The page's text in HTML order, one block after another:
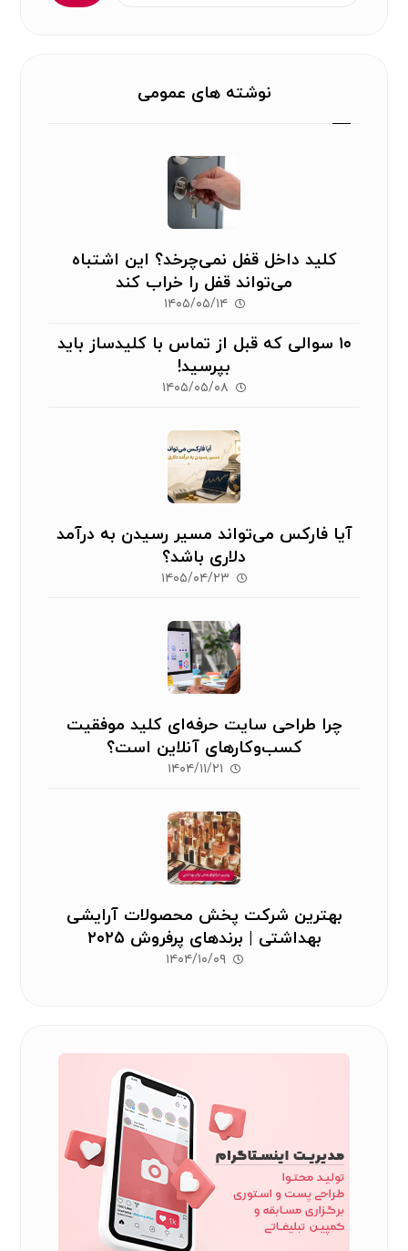
نوشته های عمومی
کلید داخل قفل نمی‌چرخد؟ این اشتباه
می‌تواند قفل را خراب کند
۱۴۰۵/۰۵/۱۴
۱۰ سوالی که قبل از تماس با کلیدساز باید
بپرسید!
۱۴۰۵/۰۵/۰۸
آیا فارکس می‌تواند مسیر رسیدن به درآمد
دلاری باشد؟
۱۴۰۵/۰۴/۲۳
چرا طراحی سایت حرفه‌ای کلید موفقیت
کسب‌وکارهای آنلاین است؟
۱۴۰۴/۱۱/۲۱
بهترین شرکت پخش محصولات آرایشی
بهداشتی | برندهای پرفروش ۲۰۲۵
۱۴۰۴/۱۰/۰۹